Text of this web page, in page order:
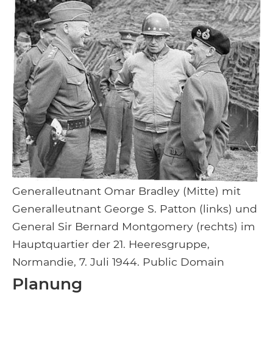
Generalleutnant Omar Bradley (Mitte) mit
Generalleutnant George S. Patton (links) und
General Sir Bernard Montgomery (rechts) im
Hauptquartier der 21. Heeresgruppe,
Normandie, 7. Juli 1944. Public Domain
Planung